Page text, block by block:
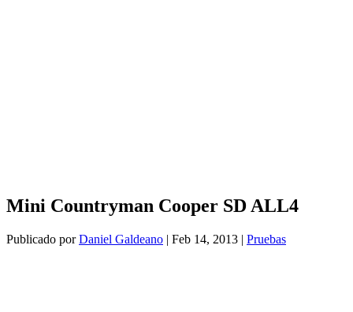
Mini Countryman Cooper SD ALL4
Publicado porDaniel Galdeano | Feb 14, 2013 | Pruebas